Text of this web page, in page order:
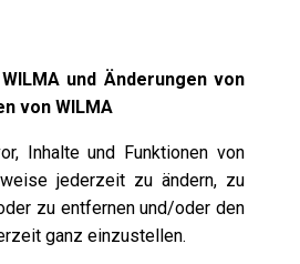
und Änderungen von
von WILMA
Inhalte und Funktionen von
jederzeit zu ändern, zu
zu entfernen und/oder den
ganz einzustellen.